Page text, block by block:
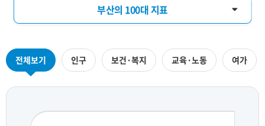
부산의 100대 지표
지역통계 시각화
전체보기 인구 보건·복지 교육·노동 여가